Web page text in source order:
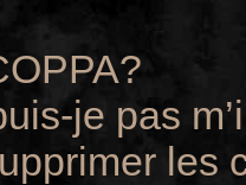
je pas
les